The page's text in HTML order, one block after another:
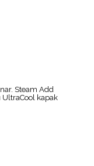
Steam Add
UltraCool kapak